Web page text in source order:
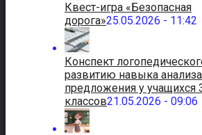
Квест-игра «Безопасная
дорога»25.05.2026 - 11:42
Конспект
развитию навыка анализа
предложения у учащихся
классов21.05.2026 - 09:06